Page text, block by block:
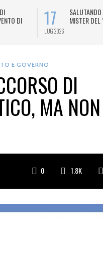
DI
17
LUG 2026
MISTER
E GOVERNO
DI
MA NON
0 1.8K